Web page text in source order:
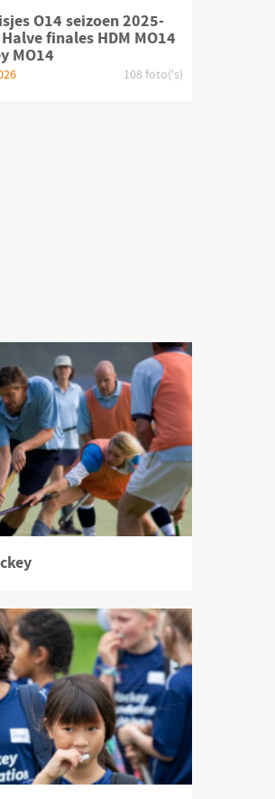
O14 seizoen 2025-
finales HDM MO14
MO14
108 foto('s)